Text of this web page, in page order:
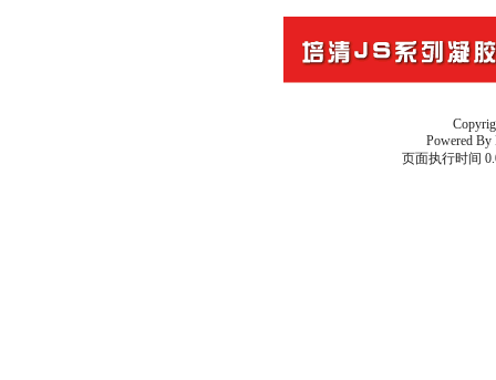
Powered By
页面执行时间